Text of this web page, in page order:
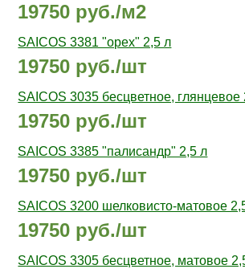
19750 руб./м2
SAICOS 3381 "орех" 2,5 л
19750 руб./шт
SAICOS 3035 бесцветное, глянцевое
19750 руб./шт
SAICOS 3385 "палисандр" 2,5 л
19750 руб./шт
SAICOS 3200 шелковисто-матовое
19750 руб./шт
SAICOS 3305 бесцветное, матовое